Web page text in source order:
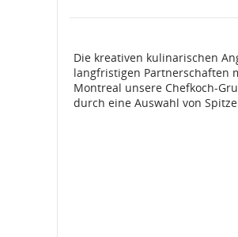
Die kreativen kulinarischen
langfristigen Partnerschaften
Montreal unsere Chefkoch-
durch eine Auswahl von